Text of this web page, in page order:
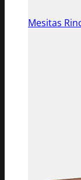
Mesitas